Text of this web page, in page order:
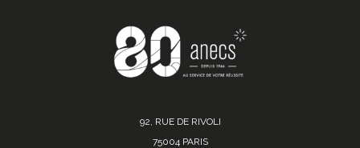
92, RUE DE RIVOLI
75004 PARIS